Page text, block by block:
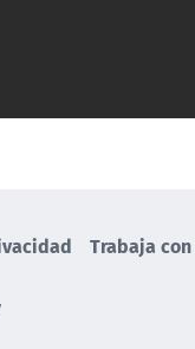
Trabaja